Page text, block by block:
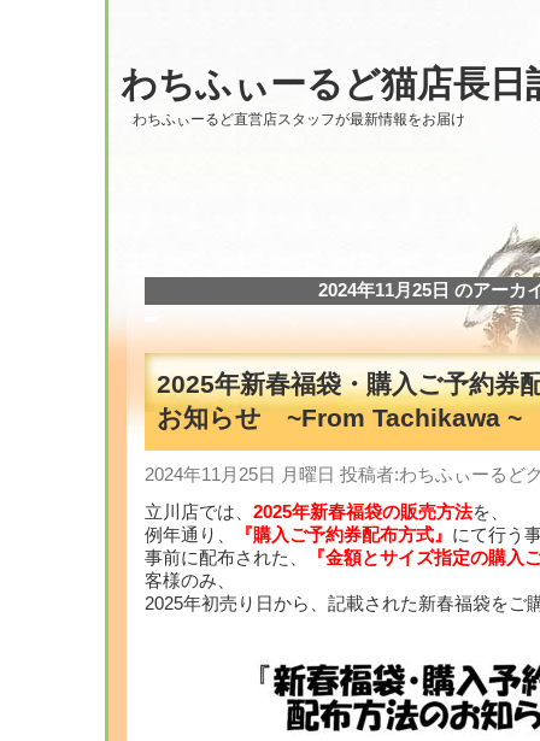
わちふぃーるど猫店長日
わちふぃーるど直営店スタッフが最新情報をお届け
2024年11月25日 のアーカ
2025年新春福袋・購入ご予約券
お知らせ ~From Tachikawa ~
2024年11月25日 月曜日 投稿者:わちふぃーるど
立川店では、 2025年新春福袋の販売方法を、
例年通り、
『購入ご予約券配布方式』 にて行う
事前に配布された、
『金額とサイズ指定の購入
客様のみ、
2025年初売り日から、記載された新春福袋をご